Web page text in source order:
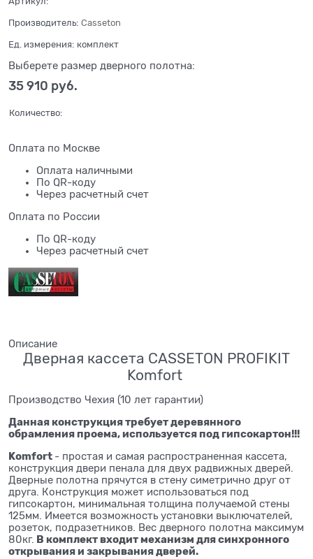
Производитель: Casseton
Ед. измерения: комплект
Выберете размер дверного полотна:
35 910 руб.
Количество:
Оплата по Москве
Оплата наличными
По QR-коду
Через расчетный счет
Оплата по России
По QR-коду
Через расчетный счет
Описание
Дверная кассета CASSETON PROFIKIT
Komfort
Производство Чехия (10 лет гарантии)
Данная конструкция требует деревянного
обрамления проема, используется под гипсокартон!!!
Komfort - простая и самая распространенная кассета,
конструкция двери пенала для двух радвижных дверей.
Дверные полотна прячутся в стену симетрично друг от
друга. Конструкция может использоваться под
гипсокартон, минимальная толщина получаемой стены
125мм. Имеется возможность установки выключателей,
розеток, подразетников. Вес дверного полотна максимум
80кг. В комплект входит механизм для синхронного
открывания и закрывания дверей.